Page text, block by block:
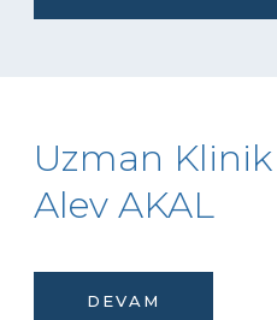
Uzman
Alev AKAL
DEVAM